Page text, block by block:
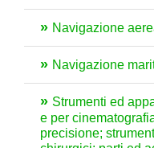
Navigazione
Navigazione
Strumenti ed
e per
precisione;